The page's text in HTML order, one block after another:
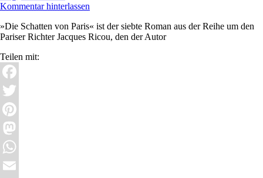
Kommentar hinterlassen
»Die Schatten von Paris« ist der siebte Roman aus der Reihe um den
Pariser Richter Jacques Ricou, den der Autor
Teilen mit:
Facebook
Twitter
Pinterest
Mastodon
WhatsApp